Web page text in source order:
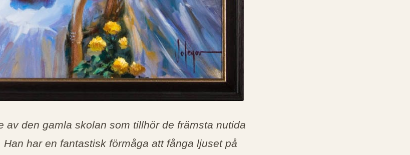
av den gamla skolan som tillhör de främsta nutida
har en fantastisk förmåga att fånga ljuset på